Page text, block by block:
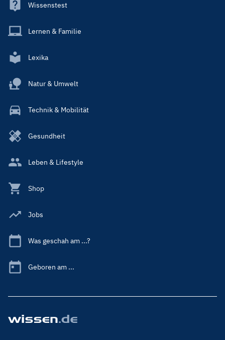
Wissenstest
Lernen & Familie
Lexika
Natur & Umwelt
Technik & Mobilität
Gesundheit
Leben & Lifestyle
Shop
Jobs
Was geschah am ...?
Geboren am ...